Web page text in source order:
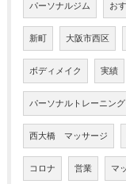
パーソナルジム お
新町 大阪市西区
ボディメイク 実績
パーソナルトレーニン
西大橋 マッサージ
コロナ 営業 マ